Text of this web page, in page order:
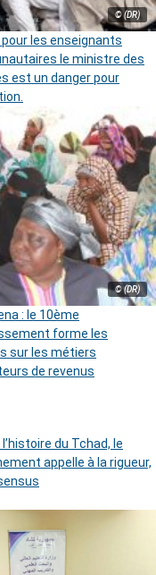
© (DR)
pour les enseignants
le ministre des
est un danger pour
© (DR)
: le 10ème
forme les
sur les métiers
de revenus
du Tchad, le
appelle à la rigueur,